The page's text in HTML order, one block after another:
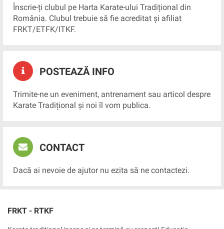
Înscrie-ți clubul pe Harta Karate-ului Tradițional din
România. Clubul trebuie să fie acreditat și afiliat
FRKT/ETFK/ITKF.
POSTEAZĂ INFO
Trimite-ne un eveniment, antrenament sau articol despre
Karate Tradițional și noi îl vom publica.
CONTACT
Dacă ai nevoie de ajutor nu ezita să ne contactezi.
FRKT - RTKF